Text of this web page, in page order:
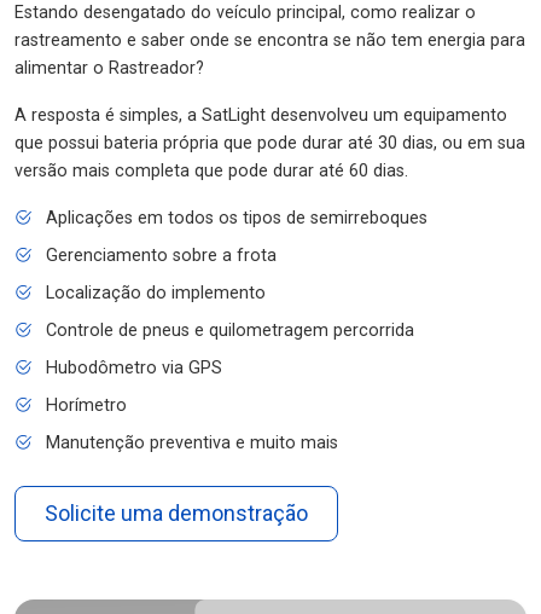
Estando desengatado do veículo principal, como realizar o
rastreamento e saber onde se encontra se não tem energia para
alimentar o Rastreador?
A resposta é simples, a SatLight desenvolveu um equipamento
que possui bateria própria que pode durar até 30 dias, ou em sua
versão mais completa que pode durar até 60 dias.
Aplicações em todos os tipos de semirreboques
Gerenciamento sobre a frota
Localização do implemento
Controle de pneus e quilometragem percorrida
Hubodômetro via GPS
Horímetro
Manutenção preventiva e muito mais
Solicite uma demonstração